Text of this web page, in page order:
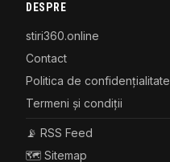
DESPRE
stiri360.online
Contact
Politica de confidențialitate
Termeni și condiții
📡 RSS Feed
🗺️ Sitemap